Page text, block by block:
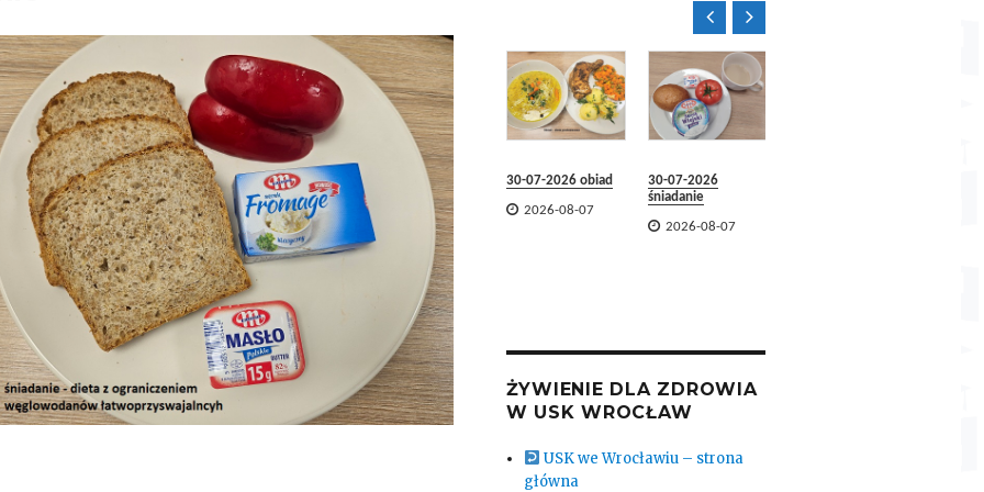

obiad
07
03-08-2026
śniadanie
 2026-08-07
31-07-2026 obiad

2026-08-07
31-07-2026
śniadanie

2026-08-07
30-07-2026 obiad
 2026-08-07
30-07-2026
śniadanie
 2026-08-07

ŻYWIENIE DLA ZDROWIA
W USK WROCŁAW
USK we Wrocławiu – strona
główna